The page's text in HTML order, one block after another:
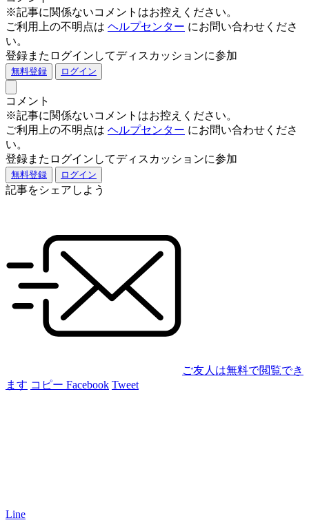
※記事に関係ないコメントはお控えください。
ご利用上の不明点は ヘルプセンター にお問い合わせくださ
い。
登録またログインしてディスカッションに参加
無料登録 ログイン
コメント
※記事に関係ないコメントはお控えください。
ご利用上の不明点は ヘルプセンター にお問い合わせくださ
い。
登録またログインしてディスカッションに参加
無料登録 ログイン
記事をシェアしよう
ご友人は無料で閲覧でき
ます コピー Facebook Tweet
Line